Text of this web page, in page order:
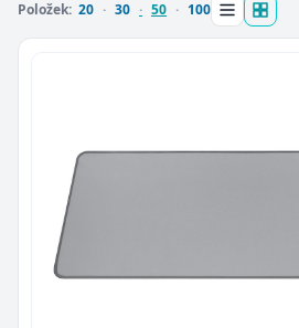
Položek: 20 30 50 100